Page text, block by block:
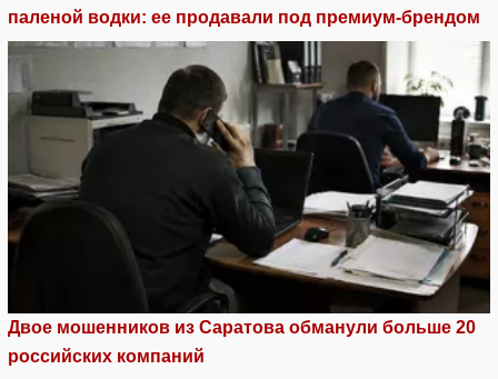
паленой водки: ее продавали под премиум-брендом
Двое мошенников из Саратова обманули больше 20
российских компаний